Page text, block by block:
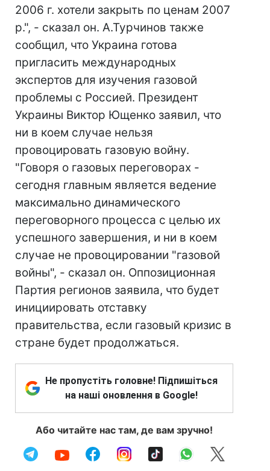
2006 г. хотели закрыть по ценам 2007
р.", - сказал он. А.Турчинов также
сообщил, что Украина готова
пригласить международных
экспертов для изучения газовой
проблемы с Россией. Президент
Украины Виктор Ющенко заявил, что
ни в коем случае нельзя
провоцировать газовую войну.
"Говоря о газовых переговорах -
сегодня главным является ведение
максимально динамического
переговорного процесса с целью их
успешного завершения, и ни в коем
случае не провоцировании "газовой
войны", - сказал он. Оппозиционная
Партия регионов заявила, что будет
инициировать отставку
правительства, если газовый кризис в
стране будет продолжаться.
Не пропустіть головне! Підпишіться
на наші оновлення в Google!
Або читайте нас там, де вам зручно!